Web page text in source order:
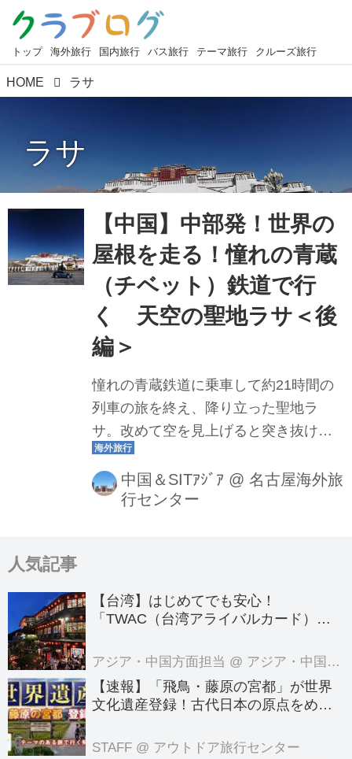
トップ 海外旅行 国内旅行 バス旅行 テーマ旅行 クルーズ旅行
HOME ラサ
ラサ
【中国】中部発！世界の
屋根を走る！憧れの青蔵
（チベット）鉄道で行
く 天空の聖地ラサ＜後
編＞
憧れの青蔵鉄道に乗車して約21時間の
列車の旅を終え、降り立った聖地ラ
サ。改めて空を見上げると突き抜ける
ような青空が広がる。秘境の地に降り
立った興奮と多少の息苦しさを感じな
がらいよいよラサの旅が始まる。前編
トします。 ラサの気候 標高約3640メー
トルのラサは、極度に乾燥している。
到来を告げる季節、強い風も加わり乾
燥度はさらに強い。またラサは太陽の
都と称されるように晴天が多く、紫外
保湿液、リップクリーム、水は観光で...
中国＆SITｱｼﾞｱ @ 名古屋海外旅
行センター
人気記事
【台湾】はじめてでも安心！
「TWAC（台湾アライバルカード）」
アジア・中国方面担当 @ アジア・中国旅行センター
【速報】「飛鳥・藤原の宮都」が世界
文化遺産登録！古代日本の原点をめぐ
のテーマのある旅
STAFF @ アウトドア旅行センター